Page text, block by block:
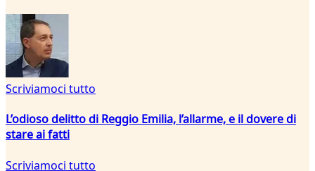
Scriviamoci tutto
L’odioso delitto di Reggio Emilia, l’allarme, e il dovere di
stare ai fatti
Scriviamoci tutto